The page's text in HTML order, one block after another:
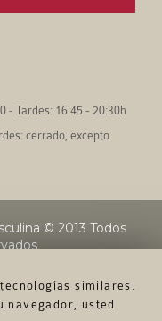
similares.
navegador, usted
- Tardes: 16:45 - 20:30h
cerrado, excepto
© 2013 Todos